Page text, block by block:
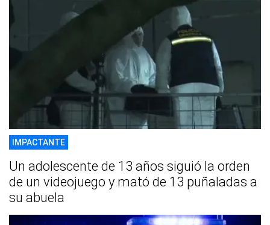
IMPACTANTE
Un adolescente de 13 años siguió la orden
de un videojuego y mató de 13 puñaladas a
su abuela